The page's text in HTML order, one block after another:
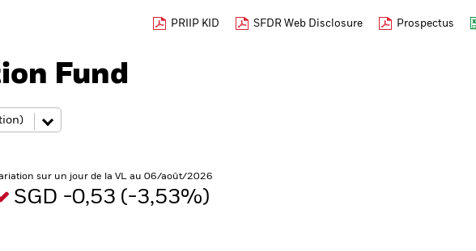
PRIIP KID SFDR Web Disclosure Prospectus
Fund
sur un jour de la VL au 06/août/2026
SGD -0,53 (-3,53%)